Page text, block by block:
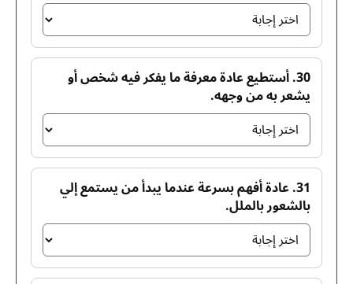
30. أستطيع عادة معرفة ما يفكر فيه شخص أو
يشعر به من وجهه.
31. عادة أفهم بسرعة عندما يبدأ من يستمع إلي
بالشعور بالملل.